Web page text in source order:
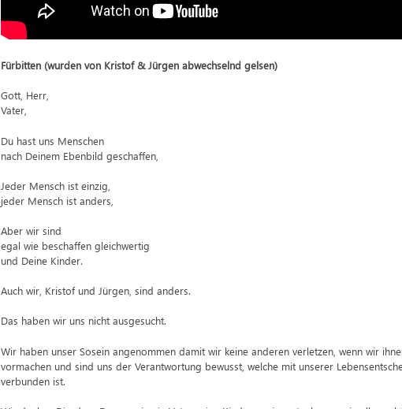
Fürbitten (wurden von Kristof & Jürgen abwechselnd gelsen)
Gott, Herr,
Vater,
Du hast uns Menschen
nach Deinem Ebenbild geschaffen,
Jeder Mensch ist einzig,
jeder Mensch ist anders,
Aber wir sind
egal wie beschaffen gleichwertig
und Deine Kinder.
Auch wir, Kristof und Jürgen, sind anders.
Das haben wir uns nicht ausgesucht.
Wir haben unser Sosein angenommen damit wir keine anderen verletzen, wenn wir
vormachen und sind uns der Verantwortung bewusst, welche mit unserer
verbunden ist.